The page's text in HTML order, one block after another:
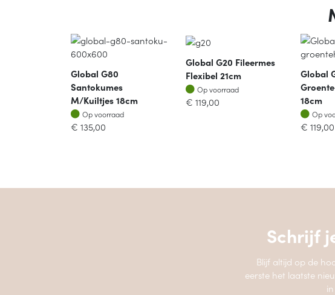
Global G80
Santokumes
M/kuiltjes 18cm
Op voorraad
Op voorraad
€ 135,00
Global G20 Fileermes
Flexibel 21cm
Op voorraad
Op voorraad
€ 119,00
Global
18cm
Op
Op
€ 119,00
Schrijf
Blijf altijd op de
eerste het laatste